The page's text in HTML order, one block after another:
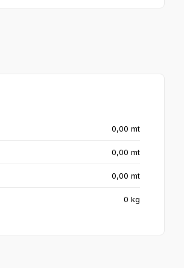
0,00 mt
0,00 mt
0,00 mt
0 kg